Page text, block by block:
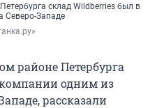
склад Wildberries был в
Северо-Западе
районе Петербурга
одним из
рассказали